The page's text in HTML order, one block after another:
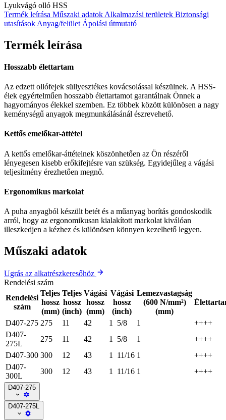
Lyukvágó olló HSS
Termék leírása Műszaki adatok Alkalmazási területek Biztonsági
utasítások Anyag/felület Ápolási útmutató
Termék leírása
Hosszabb élettartam
Az edzett ollófejek süllyesztékes kovácsolással készülnek. A HSS-
élek egyértelműen hosszabb élettartamot garantálnak Önnek a
hagyományos élekkel szemben. Ez többek között különösen a nagy
keménységű anyagok megmunkálásánál észrevehető.
Kettős emelőkar-áttétel
A kettős emelőkar-áttételnek köszönhetően az Ön részéről
lényegesen kisebb erőkifejtésre van szükség. Egyidejűleg a vágási
teljesítmény érezhetően megnő.
Ergonomikus markolat
A puha anyagból készült betét és a műanyag borítás gondoskodik
arról, hogy az ergonomikusan kialakított markolat kiválóan
illeszkedjen a kézhez és különösen könnyen kezelhető legyen.
Műszaki adatok
Ugrás az alkatrészkeresőhöz
Rendelési szám
Rendelési
szám
Teljes
hossz
(mm)
Teljes
hossz
(inch)
Vágási
hossz
(mm)
Vágási
hossz
(inch)
Lemezvastagság
(600 N/mm²)
(mm)
D407-275 275 11 42 1 5/8 1
++++
D407-
275L
275 11 42 1 5/8 1
++++
D407-300 300 12 43 1 11/16 1
++++
D407-
300L
300 12 43 1 11/16 1 ++++
D407-275
D407-275L